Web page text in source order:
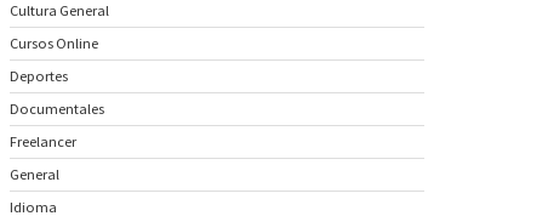
Cultura General
Cursos Online
Deportes
Documentales
Freelancer
General
Idioma